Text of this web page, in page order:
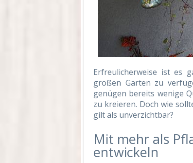
Erfreulicherweise ist es
großen Garten zu
genügen bereits wenige
zu kreieren. Doch wie
gilt als unverzichtbar?
Mit mehr als
entwickeln